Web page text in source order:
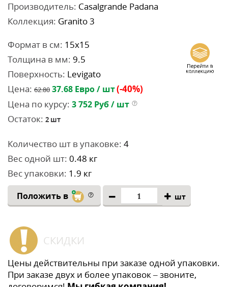
Производитель: Casalgrande Padana
Коллекция: Granito 3
Формат в см: 15x15
Толщина в мм: 9.5
Поверхность: Levigato
Цена: 62.80 37.68 Евро / шт(-40%)
Цена по курсу: 3 752 Руб / шт
Остаток: 2 шт
Количество шт в упаковке: 4
Вес одной шт: 0.48 кг
Вес упаковки: 1.9 кг
Положить в шт
СКИДКИ
Цены действительны при заказе одной упаковки.
При заказе двух и более упаковок – звоните,